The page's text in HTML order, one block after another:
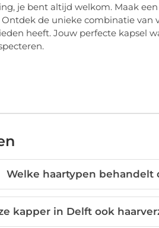
je bent altijd welkom. Maak
de unieke combinatie
heeft. Jouw perfecte kapsel
Welke haartypen behandelt
kapper in Delft ook